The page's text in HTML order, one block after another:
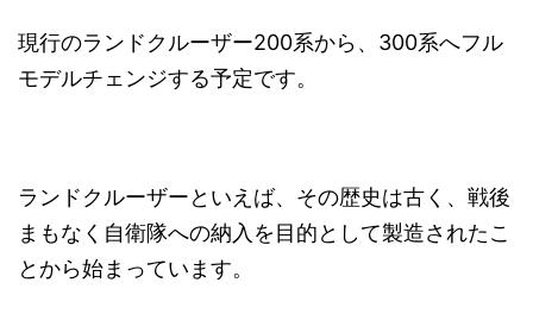
現行のランドクルーザー200系から、300系へフル
モデルチェンジする予定です。
ランドクルーザーといえば、その歴史は古く、戦後
まもなく自衛隊への納入を目的として製造されたこ
とから始まっています。